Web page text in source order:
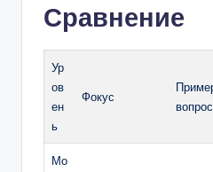
Сравнение
Ур
ов
ен
ь
Фокус
Мо